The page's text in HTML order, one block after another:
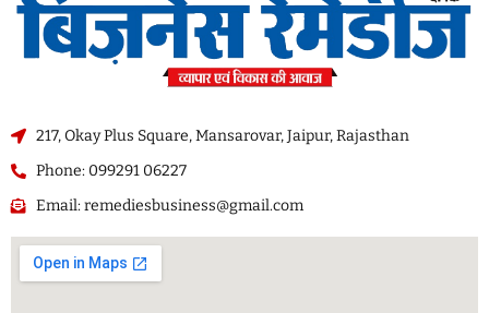
217, Okay Plus Square, Mansarovar, Jaipur, Rajasthan
Phone: 099291 06227
Email: remediesbusiness@gmail.com